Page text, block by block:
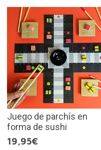
Juego de parchís en
forma de sushi
19,95€